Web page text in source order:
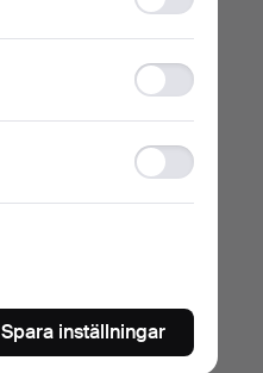
storage
Statistics
storage
Ad
storage
Spara inställningar